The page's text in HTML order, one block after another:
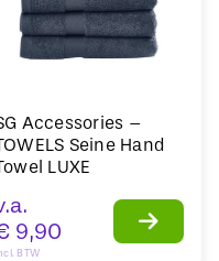
Accessories –
Seine Hand
LUXE
9,90
BTW